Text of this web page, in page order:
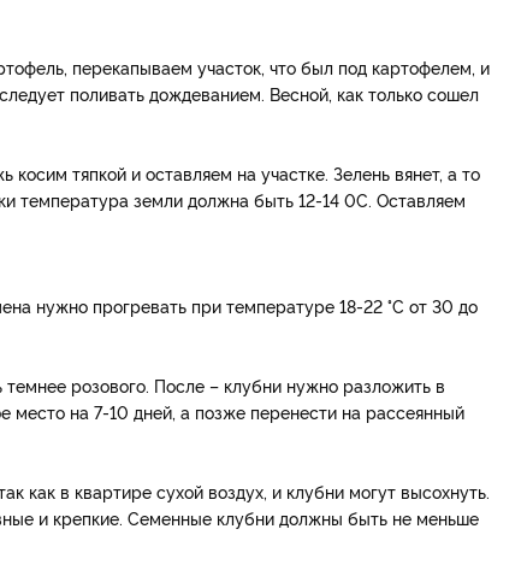
перекапываем участок, что был под картофелем, и
поливать дождеванием. Весной, как только сошел
тяпкой и оставляем на участке. Зелень вянет, а то
температура земли должна быть 12-14 0С. Оставляем
нужно прогревать при температуре 18-22 °С от 30 до
розового. После – клубни нужно разложить в
место на 7-10 дней, а позже перенести на рассеянный
как в квартире сухой воздух, и клубни могут высохнуть.
и крепкие. Семенные клубни должны быть не меньше